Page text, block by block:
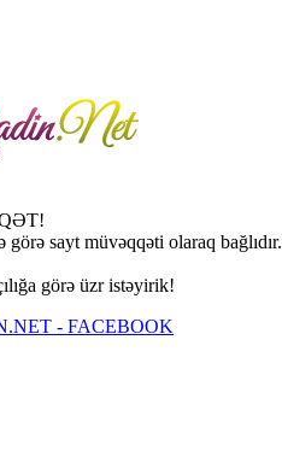
sayt müvəqqəti olaraq bağlıdır.
görə üzr istəyirik!
- FACEBOOK